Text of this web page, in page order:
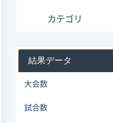
カテゴリ
結果データ
大会数
試合数